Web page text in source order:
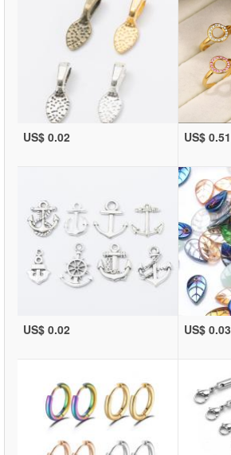
US$ 0.02 US$ 0.51
US$ 0.02 US$ 0.03